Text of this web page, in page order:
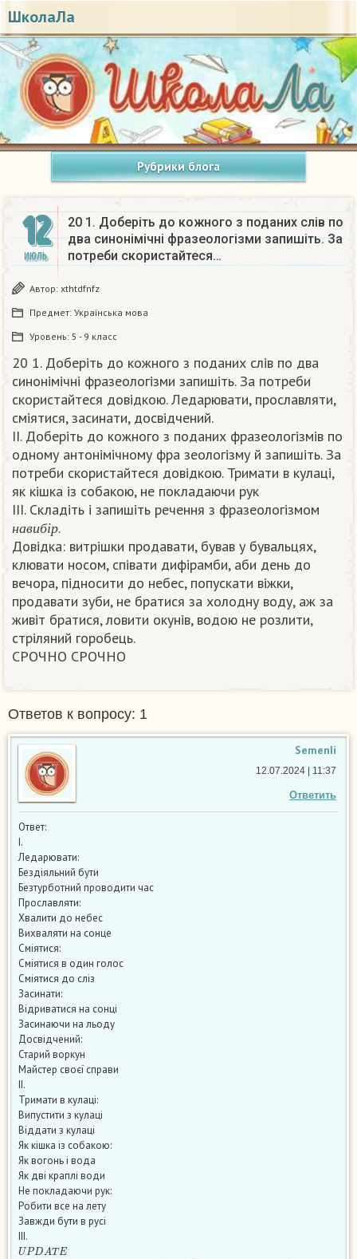
ШколаЛа
Рубрики блога
12
ИЮЛЬ
20 1. Доберіть до кожного з поданих слів по
два синонімічні фразеологізми запишіть. За
потреби скористайтеся…
Автор: xthtdfnfz
Предмет: Українська мова
Уровень: 5 - 9 класс
20 1. Доберіть до кожного з поданих слів по два
синонімічні фразеологізми запишіть. За потреби
скористайтеся довідкою. Ледарювати, прославляти,
сміятися, засинати, досвідчений.
II. Доберіть до кожного з поданих фразеологізмів по
одному антонімічному фра зеологізму й запишіть. За
потреби скористайтеся довідкою. Тримати в кулаці,
як кішка із собакою, не покладаючи рук
III. Складіть і запишіть речення з фразеологізмом
н а в и б і р
на вибір.
Довідка: витрішки продавати, бував у бувальцях,
клювати носом, співати дифірамби, аби день до
вечора, підносити до небес, попускати віжки,
продавати зуби, не братися за холодну воду, аж за
живіт братися, ловити окунів, водою не розлити,
стріляний горобець.
СРОЧНО СРОЧНО​
Ответов к вопросу: 1
SemenIi
Ответить
12.07.2024 | 11:37
Ответ:
I.
Ледарювати:
Бездіяльний бути
Безтурботний проводити час
Прославляти:
Хвалити до небес
Вихваляти на сонце
Сміятися:
Сміятися в один голос
Сміятися до сліз
Засинати:
Відриватися на сонці
Засинаючи на льоду
Досвідчений:
Старий воркун
Майстер своєї справи
II.
Тримати в кулаці:
Випустити з кулаці
Віддати з кулаці
Як кішка із собакою:
Як вогонь і вода
Як дві краплі води
Не покладаючи рук:
Робити все на лету
Завжди бути в русі
III.
UPDA TE